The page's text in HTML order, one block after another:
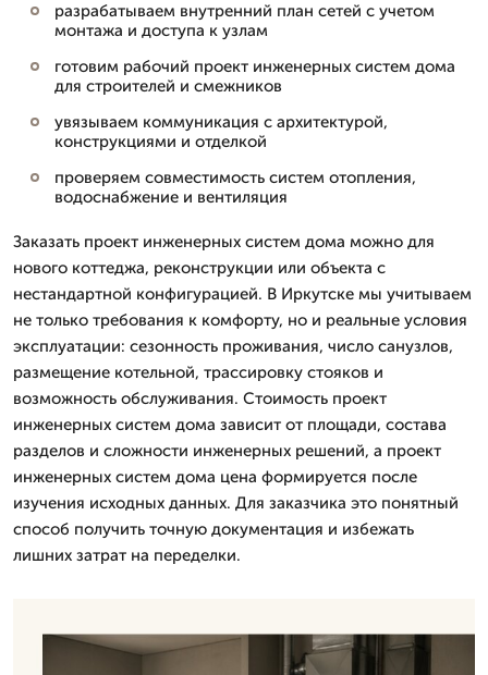
разрабатываем внутренний план сетей с учетом
монтажа и доступа к узлам
готовим рабочий проект инженерных систем дома
для строителей и смежников
увязываем коммуникация с архитектурой,
конструкциями и отделкой
проверяем совместимость систем отопления,
водоснабжение и вентиляция
Заказать проект инженерных систем дома можно для
нового коттеджа, реконструкции или объекта с
нестандартной конфигурацией. В Иркутске мы учитываем
не только требования к комфорту, но и реальные условия
эксплуатации: сезонность проживания, число санузлов,
размещение котельной, трассировку стояков и
возможность обслуживания. Стоимость проект
инженерных систем дома зависит от площади, состава
разделов и сложности инженерных решений, а проект
инженерных систем дома цена формируется после
изучения исходных данных. Для заказчика это понятный
способ получить точную документация и избежать
лишних затрат на переделки.